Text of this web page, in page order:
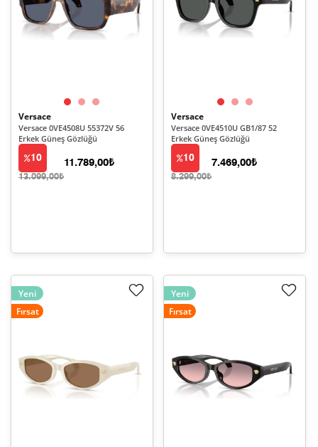
Versace
Versace 0VE4508U 55372V 56
Erkek Güneş Gözlüğü
10
13.099,00₺
11.789,00₺
Versace
Versace 0VE4510U GB1/87 52
Erkek Güneş Gözlüğü
10
8.299,00₺
7.469,00₺
Yeni
Fırsat
Yeni
Fırsat